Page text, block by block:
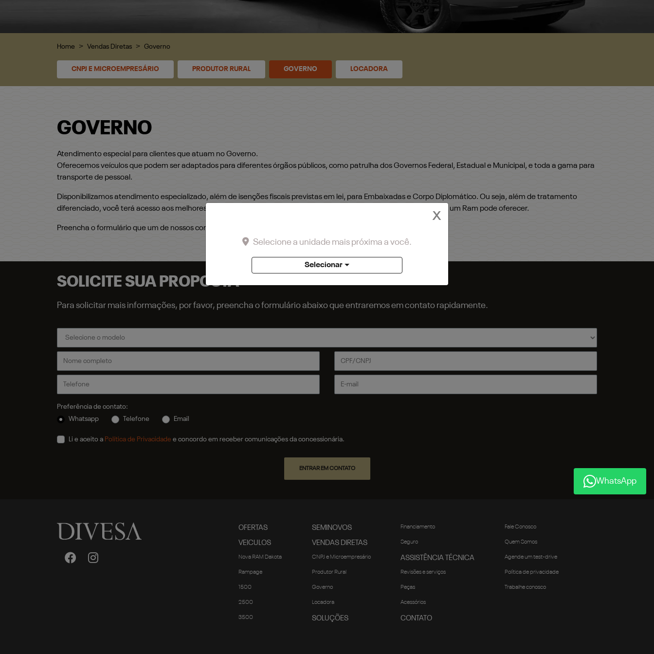
Home Vendas Diretas Governo
CNPJ E MICROEMPRESÁRIO PRODUTOR RURAL GOVERNO LOCADORA
GOVERNO
Atendimento especial para clientes que atuam no Governo.
Oferecemos veículos que podem ser adaptados para diferentes órgãos públicos, como patrulha dos Governos Federal, Estadual e Municipal, e toda a gama para
transporte de pessoal.
Disponibilizamos atendimento especializado, além de isenções fiscais previstas em lei, para Embaixadas e Corpo Diplomático. Ou seja, além de tratamento
diferenciado, você terá acesso aos melhores veículos, com toda a segurança, conforto, potência e tecnologia que só um Ram pode oferecer.
Preencha o formulário que um de nossos consultores entrará em contato.
SOLICITE SUA PROPOSTA
Para solicitar mais informações, por favor, preencha o formulário abaixo que entraremos em contato rapidamente.
Preferência de contato:
Whatsapp
Telefone Email
Li e aceito a Política de Privacidade e concordo em receber comunicações da concessionária.
ENTRAR EM CONTATO
OFERTAS
VEICULOS
Nova RAM Dakota
Rampage
1500
2500
3500
SEMINOVOS
VENDAS DIRETAS
CNPJ e Microempresário
Produtor Rural
Governo
Locadora
SOLUÇÕES
Financiamento
Seguro
ASSISTÊNCIA TÉCNICA
Revisões e serviços
Peças
Acessórios
CONTATO
Fale Conosco
Quem Somos
Agende um test-drive
Política de privacidade
Trabalhe conosco
WhatsApp
X
Selecione a unidade mais próxima a você.
Selecionar